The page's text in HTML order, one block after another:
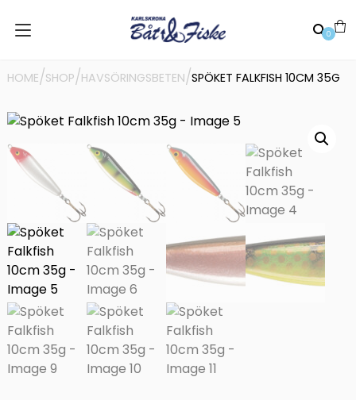
0
HOME/SHOP/HAVSÖRINGSBETEN/SPÖKET FALKFISH 10CM 35G